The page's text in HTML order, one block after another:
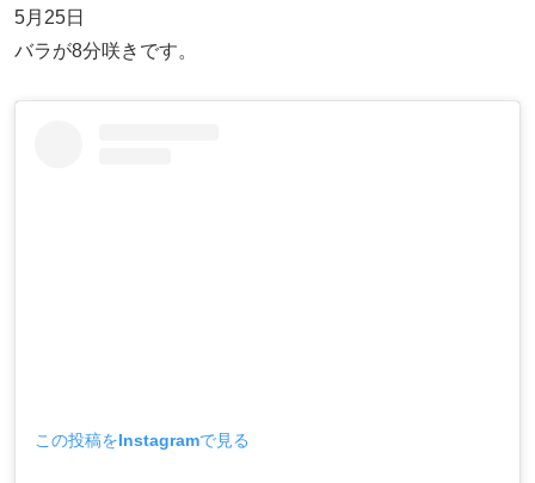
5月25日
バラが8分咲きです。
この投稿をInstagramで見る